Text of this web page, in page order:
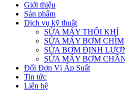
Giới thiệu
Sản phẩm
Dịch vụ kỹ thuật
SỬA MÁY THỔI KHÍ
SỬA MÁY BƠM CHÌM
SỬA BƠM ĐỊNH
SỬA MÁY BƠM
Đổi Đơn Vị Áp Suất
Tin tức
Liên hệ